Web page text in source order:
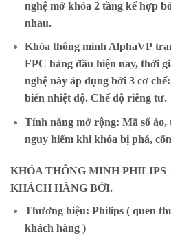
nghệ mở khóa 2 tầng kể hợp
nhau.
Khóa thông minh AlphaVP
FPC hàng đầu hiện nay, thời
nghệ này áp dụng bởi 3 cơ
biến nhiệt độ. Chế độ riêng tư.
Tính năng mở rộng: Mã số
nguy hiểm khi khóa bị phá,
KHÓA THÔNG MINH PHILIPS
KHÁCH HÀNG BỞI.
Thương hiệu: Philips ( quen
khách hàng )